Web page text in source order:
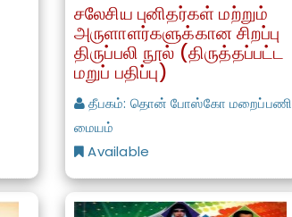
சலேசிய புனிதர்கள் மற்றும்
அருளாளர்களுக்கான சிறப்பு
திருப்பலி நூல் (திருத்தப்பட்ட
மறுப் பதிப்பு)
தீபகம்: தொன் போஸ்கோ மறைப்பணி
மையம்
Available